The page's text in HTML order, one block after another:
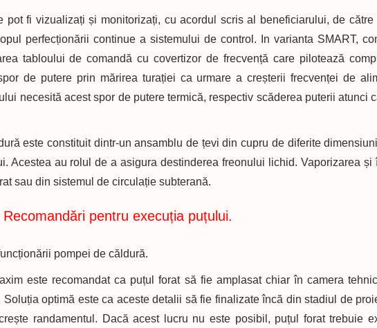
pot fi vizualizați și monitorizați, cu acordul scris al beneficiarului, de către
perfecționării continue a sistemului de control. In varianta SMART,
tabloului de comandă cu covertizor de frecvență care pilotează
de putere prin mărirea turației ca urmare a creșterii frecvenței de
necesită acest spor de putere termică, respectiv scăderea puterii atunci
este constituit dintr-un ansamblu de țevi din cupru de diferite
Acestea au rolul de a asigura destinderea freonului lichid. Vaporizarea și
sau din sistemul de circulație subterană.
pentru execuția puțului.
pompei de căldură.
este recomandat ca puțul forat să fie amplasat chiar în camera
optimă este ca aceste detalii să fie finalizate încă din stadiul de
randamentul. Dacă acest lucru nu este posibil, puțul forat trebuie